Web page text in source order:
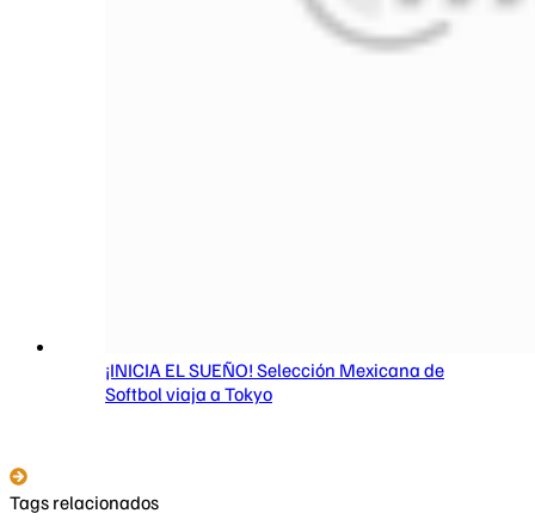
¡INICIA EL SUEÑO! Selección Mexicana de
Softbol viaja a Tokyo
Tags relacionados